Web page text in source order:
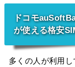
ドコモ
が使える格安
多くの人が利用